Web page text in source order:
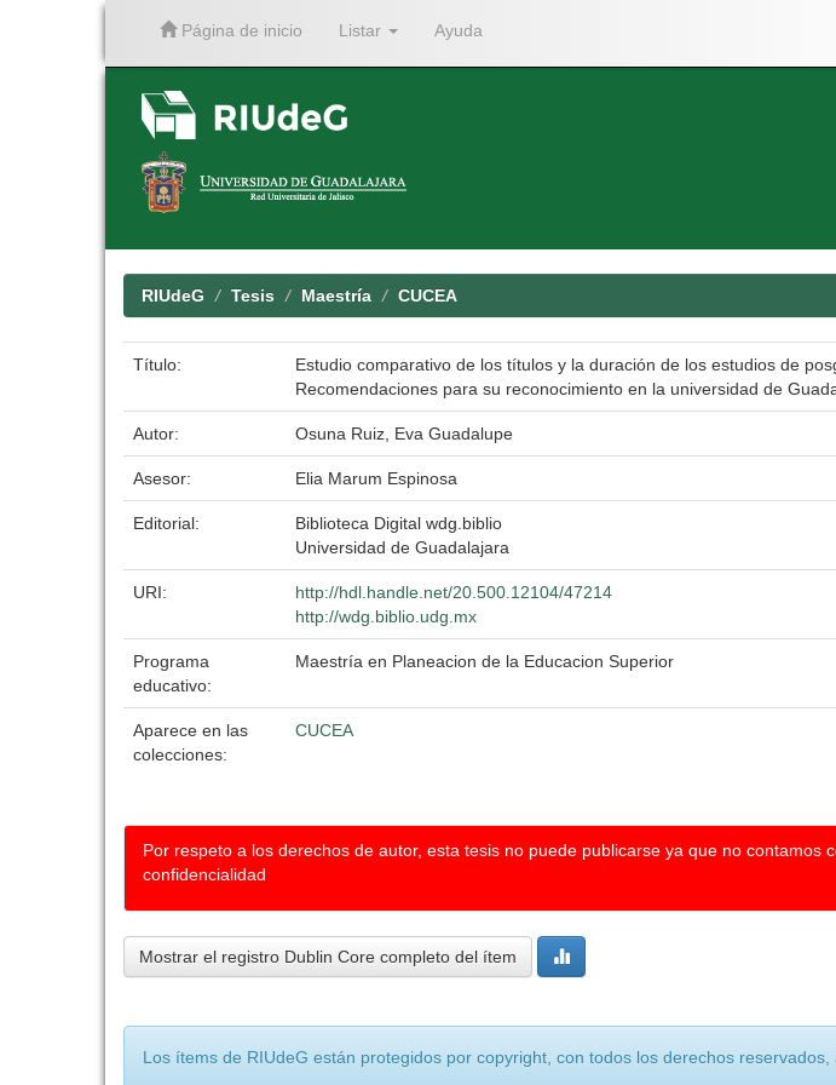
Página de inicio Listar Ayuda
RIUdeG Tesis Maestría CUCEA
Título:
Estudio comparativo de los títulos y la duración de los estudios de
Recomendaciones para su reconocimiento en la universidad de
Autor: Osuna Ruiz, Eva Guadalupe
Asesor: Elia Marum Espinosa
Editorial:
Biblioteca Digital wdg.biblio
Universidad de Guadalajara
URI:
http://hdl.handle.net/20.500.12104/47214
http://wdg.biblio.udg.mx
Programa
educativo:
Maestría en Planeacion de la Educacion Superior
Aparece en las
colecciones:
CUCEA
Por respeto a los derechos de autor, esta tesis no puede publicarse ya que no
confidencialidad
Mostrar el registro Dublin Core completo del ítem
Los ítems de RIUdeG están protegidos por copyright, con todos los derechos